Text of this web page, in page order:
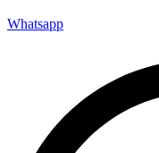
Whatsapp